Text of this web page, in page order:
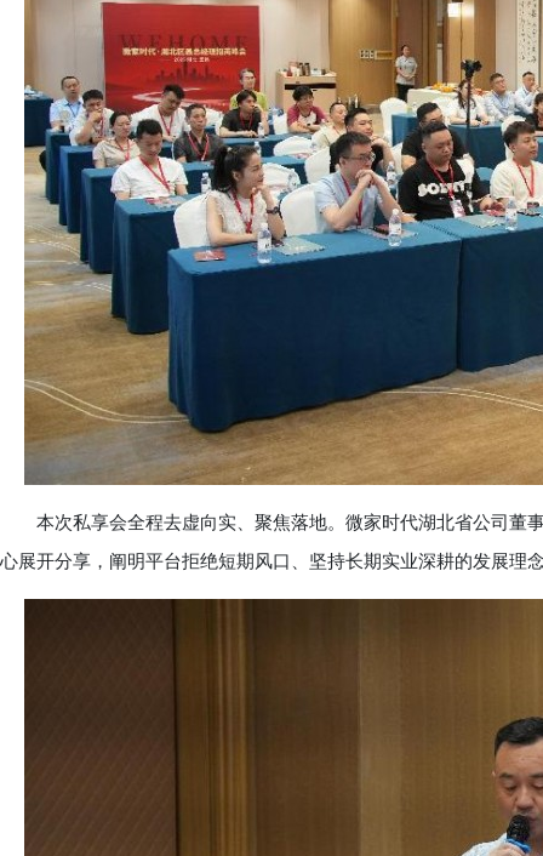
本次私享会全程去虚向实、聚焦落地。微家时代湖北省公司董
心展开分享，阐明平台拒绝短期风口、坚持长期实业深耕的发展理